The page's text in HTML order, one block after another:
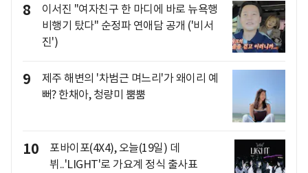
8
이서진 "여자친구 한 마디에 바로 뉴욕행
비행기 탔다" 순정파 연애담 공개 ('비서
진')
9
제주 해변의 '차범근 며느리'가 왜이리 예
뻐? 한채아, 청량미 뿜뿜
10
포바이포(4X4), 오늘(19일) 데
뷔..'LIGHT'로 가요계 정식 출사표